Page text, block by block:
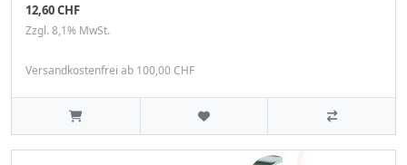
12,60 CHF
Zzgl. 8,1% MwSt.
Versandkostenfrei ab 100,00 CHF